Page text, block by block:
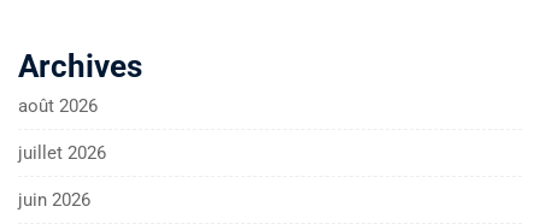
Archives
août 2026
juillet 2026
juin 2026